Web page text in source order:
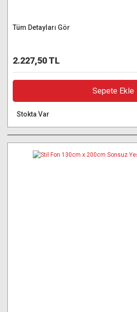
Tüm Detayları Gör
2.227,50 TL
Sepete Ekle
Stokta Var